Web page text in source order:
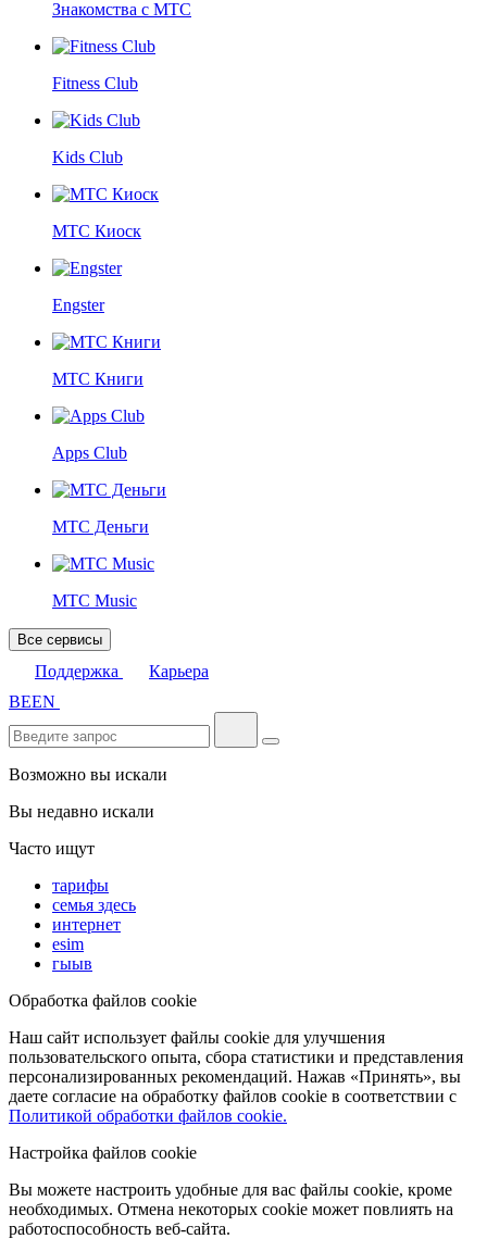
Знакомства с МТС
Fitness Club
Kids Club
МТС Киоск
Engster
МТС Книги
Apps Club
МТС Деньги
МТС Music
Все сервисы
Поддержка
Карьера
BEEN
Возможно вы искали
Вы недавно искали
Часто ищут
тарифы
семья здесь
интернет
esim
гыыв
Обработка файлов cookie
Наш сайт использует файлы cookie для улучшения
пользовательского опыта, сбора статистики и представления
персонализированных рекомендаций. Нажав «Принять», вы
даете согласие на обработку файлов cookie в соответствии с
Политикой обработки файлов cookie.
Настройка файлов cookie
Вы можете настроить удобные для вас файлы cookie, кроме
необходимых. Отмена некоторых cookie может повлиять на
работоспособность веб-сайта.